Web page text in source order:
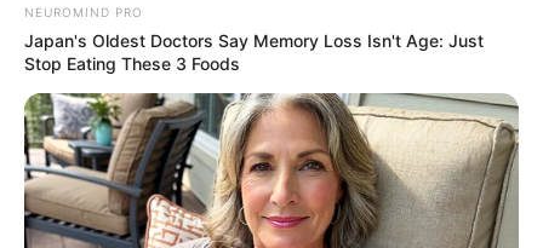
Cena da série “Febre de Primavera”.
Divulgação/tvN.
Febre de Primavera: episódio final de dorama bate recorde de
audiência.
PublicadonoJASB em12.fevereiro.2026. Atualizado em
17.fevereiro.2026.
WhatsApp: Rede do JASB | Oúltimo episódio se tornou o mais visto
NEUROMIND PRO
Japan's Oldest Doctors Say Memory Loss Isn't Age: Just
Stop Eating These 3 Foods